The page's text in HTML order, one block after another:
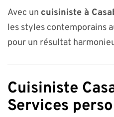
Avec un cuisiniste à
les styles contemporains
pour un résultat
Cuisiniste
Services